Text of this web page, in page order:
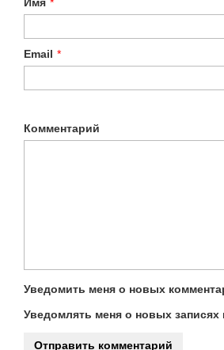
Имя *
Email *
Комментарий
Уведомить меня о новых
Уведомлять меня о новых записях